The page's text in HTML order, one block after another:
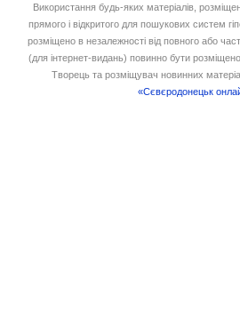
Використання будь-яких матеріалів,
прямого і відкритого для пошукових систем
розміщено в незалежності від повного або
(для інтернет-видань) повинно бути
Творець та розміщувач новинних
«Сєвєродонецьк